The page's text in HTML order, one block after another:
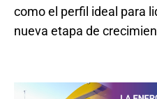
como el perfil ideal para
nueva etapa de